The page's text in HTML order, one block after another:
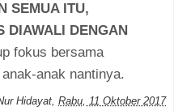
SEMUA ITU,
DIAWALI DENGAN
fokus bersama
anak nantinya.
Hidayat, Rabu, 11 Oktober 2017